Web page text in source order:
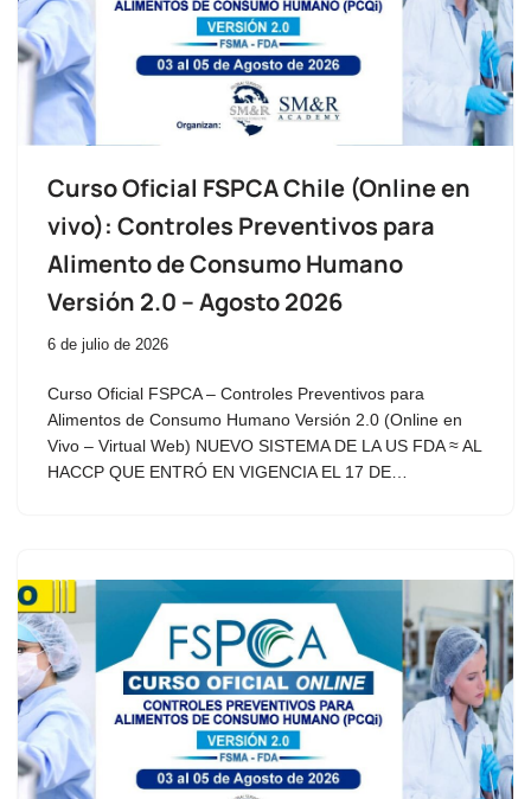
Curso Oficial FSPCA Chile (Online en
vivo): Controles Preventivos para
Alimento de Consumo Humano
Versión 2.0 – Agosto 2026
6 de julio de 2026
Curso Oficial FSPCA – Controles Preventivos para
Alimentos de Consumo Humano Versión 2.0 (Online en
Vivo – Virtual Web) NUEVO SISTEMA DE LA US FDA ≈ AL
HACCP QUE ENTRÓ EN VIGENCIA EL 17 DE…